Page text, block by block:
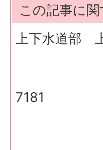
この記事に
上下水道部
下水道
電話：
7181
ファッ
〒